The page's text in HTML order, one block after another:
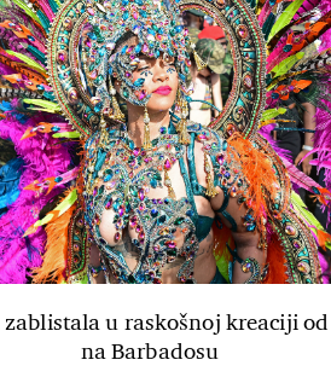
u raskošnoj kreaciji
na Barbadosu